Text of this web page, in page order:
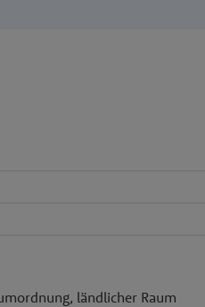
ländlicher Raum